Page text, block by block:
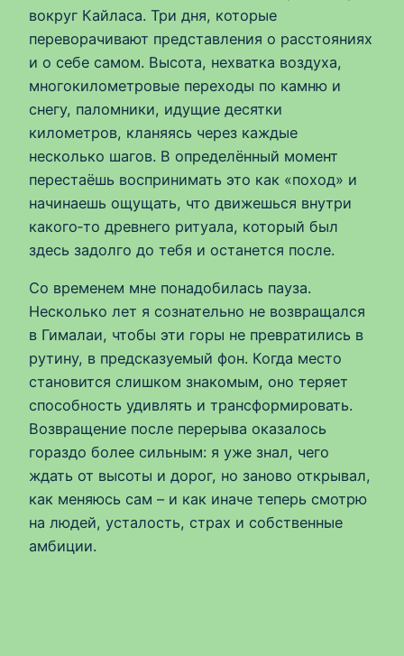
вокруг Кайласа. Три дня, которые
переворачивают представления о расстояниях
и о себе самом. Высота, нехватка воздуха,
многокилометровые переходы по камню и
снегу, паломники, идущие десятки
километров, кланяясь через каждые
несколько шагов. В определённый момент
перестаёшь воспринимать это как «поход» и
начинаешь ощущать, что движешься внутри
какого‑то древнего ритуала, который был
здесь задолго до тебя и останется после.
Со временем мне понадобилась пауза.
Несколько лет я сознательно не возвращался
в Гималаи, чтобы эти горы не превратились в
рутину, в предсказуемый фон. Когда место
становится слишком знакомым, оно теряет
способность удивлять и трансформировать.
Возвращение после перерыва оказалось
гораздо более сильным: я уже знал, чего
ждать от высоты и дорог, но заново открывал,
как меняюсь сам – и как иначе теперь смотрю
на людей, усталость, страх и собственные
амбиции.